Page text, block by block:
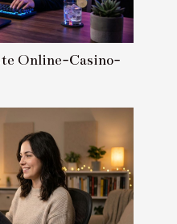
Online-Casino-